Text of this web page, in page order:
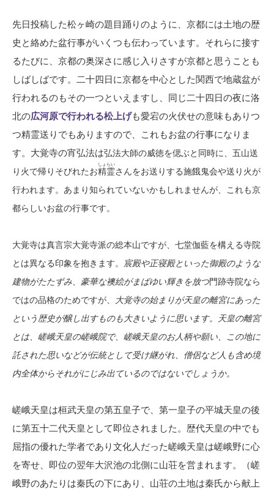
先日投稿した松ヶ崎の題目踊りのように、京都には土地の歴
史と絡めた盆行事がいくつも伝わっています。それらに接す
るたびに、京都の奥深さに感じ入りさすが京都と思うことも
しばしばです。二十四日に京都を中心とした関西で地蔵盆が
行われるのもその一つといえますし、同じ二十四日の夜に洛
北の広河原で行われる松上げも愛宕の火伏せの意味もありつ
つ精霊送りでもありますので、これもお盆の行事になりま
す。大覚寺の宵弘法は弘法大師の威徳を偲ぶと同時に、 五山送
り火で帰りそびれたお精霊
しょらい
さんをお送りする施餓鬼会や送り火が
行われます。あまり知られていないかもしれませんが、これも京
都らしいお盆の行事です。
大覚寺は真言宗大覚寺派の総本山ですが、 七堂伽藍を構える寺院
とは異なる印象を抱きます。
宸殿や正寝殿といった御殿のような
建物がたたずみ、豪華な襖絵がまばゆい輝きを放つ門跡寺院なら
ではの品格のためですが
大覚寺の始まりが天皇の離宮にあった
という歴史が醸し出すものも大きいように思います。天皇の離宮
とは、嵯峨天皇の嵯峨院で、嵯峨天皇のお人柄や願い、この地に
託された思いなどが伝統として受け継がれ、僧侶など人も含め境
内全体からそれがにじみ出ているのではないでしょうか。
嵯峨天皇は桓武天皇の第五皇子で、第一皇子の平城天皇の後
に第五十二代天皇として即位されました。歴代天皇の中でも
屈指の優れた学者であり文化人だった嵯峨天皇は嵯峨野に心
を寄せ、即位の翌年大沢池の北側に山荘を営まれます。（嵯
峨野のあたりは秦氏の下にあり、山荘の土地は秦氏から献上